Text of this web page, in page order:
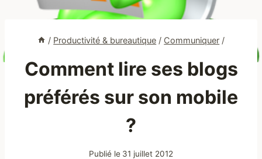
/ Productivité & bureautique / Communiquer /
Comment lire ses blogs
préférés sur son mobile
?
Publié le 31 juillet 2012